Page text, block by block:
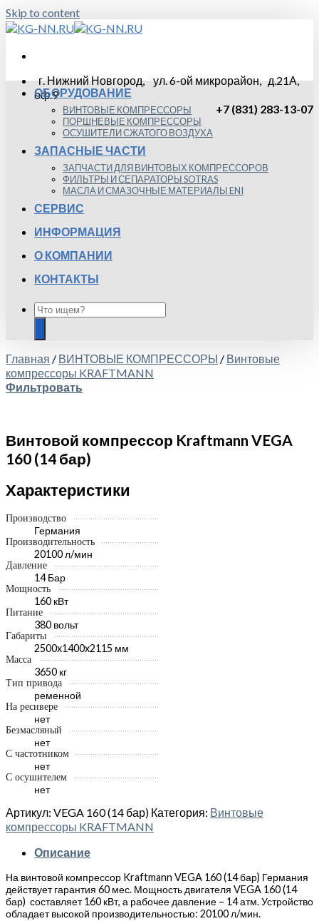
Skip to content
г. Нижний Новгород, ул. 6-ой микрорайон, д.21А,
оф.9
+7 (831) 283-13-07
ОБОРУДОВАНИЕ
ВИНТОВЫЕ КОМПРЕССОРЫ
ПОРШНЕВЫЕ КОМПРЕССОРЫ
ОСУШИТЕЛИ СЖАТОГО ВОЗДУХА
ЗАПАСНЫЕ ЧАСТИ
ЗАПЧАСТИ ДЛЯ ВИНТОВЫХ КОМПРЕССОРОВ
ФИЛЬТРЫ И СЕПАРАТОРЫ SOTRAS
МАСЛА И СМАЗОЧНЫЕ МАТЕРИАЛЫ ENI
СЕРВИС
ИНФОРМАЦИЯ
О КОМПАНИИ
КОНТАКТЫ
Главная / ВИНТОВЫЕ КОМПРЕССОРЫ / Винтовые
компрессоры KRAFTMANN
Фильтровать
Винтовой компрессор Kraftmann VEGA
160 (14 бар)
Характеристики
Производство
Германия
Производительность
20100 л/мин
Давление
14 Бар
Мощность
160 кВт
Питание
380 вольт
Габариты
2500x1400x2115 мм
Масса
3650 кг
Тип привода
ременной
На ресивере
нет
Безмасляный
нет
С частотником
нет
С осушителем
нет
Артикул: VEGA 160 (14 бар) Категория: Винтовые
компрессоры KRAFTMANN
Описание
На винтовой компрессор Kraftmann VEGA 160 (14 бар) Германия
действует гарантия 60 мес. Мощность двигателя VEGA 160 (14
бар) составляет 160 кВт, а рабочее давление – 14 атм. Устройство
обладает высокой производительностью: 20100 л/мин.